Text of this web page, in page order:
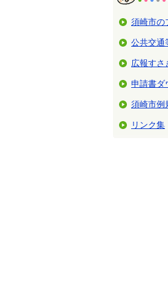
須崎市の
公共交通
広報すさ
申請書ダ
須崎市例
リンク集